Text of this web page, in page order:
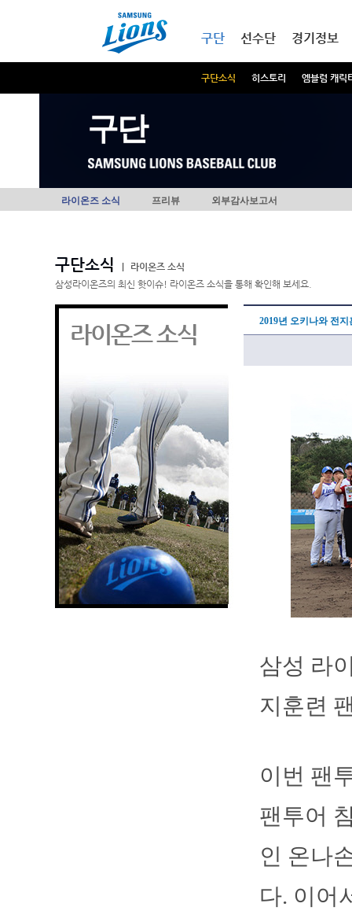
구단
구단소식 히스토리 엠블럼 캐릭
선수단 경기정보
구단
라이온즈 소식 프리뷰 외부감사보고서
구단소식
라이온즈 소식
삼성라이온즈의 최신 핫이슈! 라이온즈 소식을 통해 확인해 보세요.
라이온즈 소식 2019년 오키나와 전
삼성 라
지훈련
이번 팬
팬투어
인 온나
다. 이어